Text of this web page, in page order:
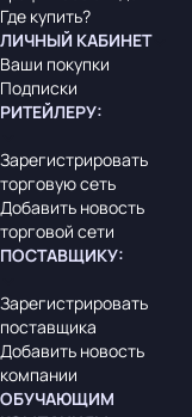
Где купить?
ЛИЧНЫЙ КАБИНЕТ
Ваши покупки
Подписки
РИТЕЙЛЕРУ:
Зарегистрировать
торговую сеть
Добавить новость
торговой сети
ПОСТАВЩИКУ:
Зарегистрировать
поставщика
Добавить новость
компании
ОБУЧАЮЩИМ